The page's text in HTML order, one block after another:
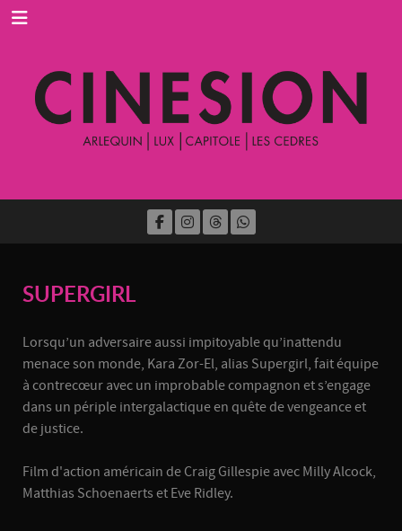
SUPERGIRL
Lorsqu’un adversaire aussi impitoyable qu’inattendu
menace son monde, Kara Zor-El, alias Supergirl, fait équipe
à contrecœur avec un improbable compagnon et s’engage
dans un périple intergalactique en quête de vengeance et
de justice.
Film d'action américain de Craig Gillespie avec Milly Alcock,
Matthias Schoenaerts et Eve Ridley.